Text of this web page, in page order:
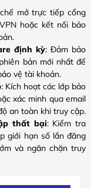
mở trực tiếp cổng
hoặc kết nối bảo
định kỳ: Đảm bảo
bản mới nhất để
vệ tài khoản.
: Kích hoạt các lớp bảo
xác minh qua email
an toàn khi truy cập.
thất bại: Kiểm tra
giới hạn số lần đăng
và ngăn chặn truy